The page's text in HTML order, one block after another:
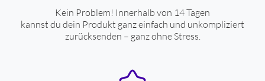
Kein Problem! Innerhalb von 14 Tagen
kannst du dein Produkt ganz einfach und unkompliziert
zurücksenden – ganz ohne Stress.